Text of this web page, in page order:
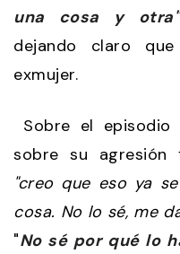
una cosa y
dejando claro
exmujer.
Sobre el
sobre su agresión
"creo que eso ya
cosa. No lo sé, me
"No sé por qué lo